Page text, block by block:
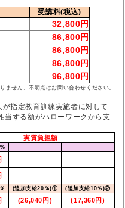
受講料(税込)
32,800円
86,800円
86,800円
86,800円
96,800円
ません。不明点はお問い合わせください。
指定教育訓練実施者に対して
当する額がハローワークから支
実質負担額
(追加支給20％)① (追加支給10％)②
(26,040円) (17,360円)